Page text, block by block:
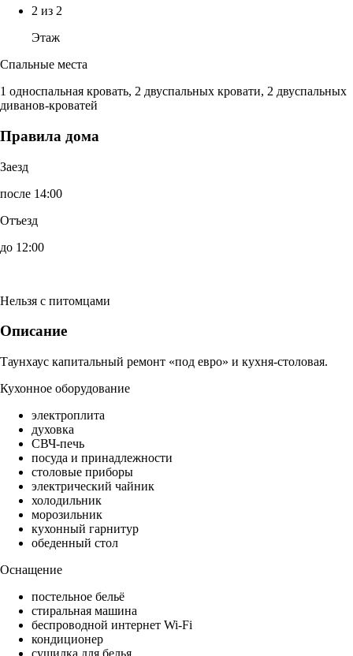
2 из 2
Этаж
Спальные места
1 односпальная кровать, 2 двуспальных кровати, 2 двуспальных
диванов-кроватей
Правила дома
Заезд
после 14:00
Отъезд
до 12:00
Нельзя с питомцами
Описание
Таунхаус капитальный ремонт «под евро» и кухня-столовая.
Кухонное оборудование
электроплита
духовка
СВЧ-печь
посуда и принадлежности
столовые приборы
электрический чайник
холодильник
морозильник
кухонный гарнитур
обеденный стол
Оснащение
постельное бельё
стиральная машина
беспроводной интернет Wi-Fi
кондиционер
сушилка для белья